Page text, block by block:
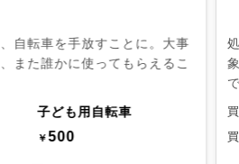
自転車を手放すことに。大事
また誰かに使ってもらえるこ
子ども用自転車
￥500